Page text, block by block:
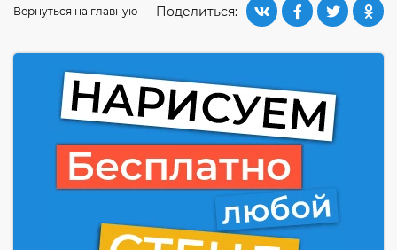
Поделиться:
Вернуться на главную